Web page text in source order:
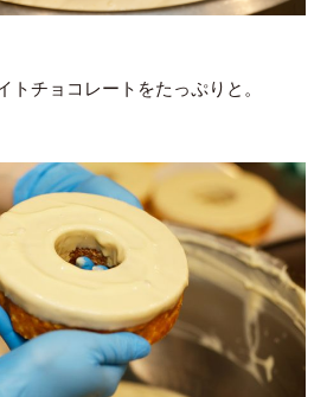
トチョコレートをたっぷりと。